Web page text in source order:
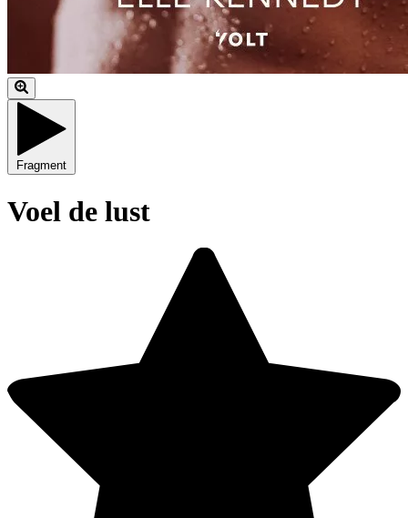
Fragment
Voel de lust